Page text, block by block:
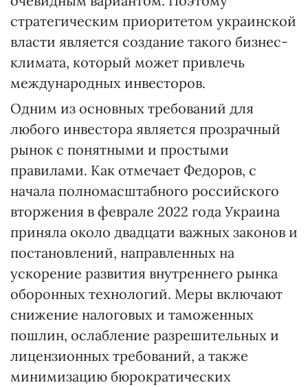
стратегическим приоритетом украинской
власти является создание такого бизнес-
климата, который может привлечь
международных инвесторов.
Одним из основных требований для
любого инвестора является прозрачный
рынок с понятными и простыми
правилами. Как отмечает Федоров, с
начала полномасштабного российского
вторжения в феврале 2022 года Украина
приняла около двадцати важных законов и
постановлений, направленных на
ускорение развития внутреннего рынка
оборонных технологий. Меры включают
снижение налоговых и таможенных
пошлин, ослабление разрешительных и
лицензионных требований, а также
минимизацию бюрократических